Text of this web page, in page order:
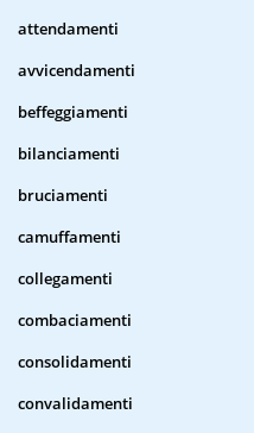
attendamenti
avvicendamenti
beffeggiamenti
bilanciamenti
bruciamenti
camuffamenti
collegamenti
combaciamenti
consolidamenti
convalidamenti